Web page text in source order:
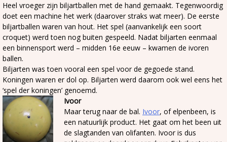
Heel vroeger zijn biljartballen met de hand gemaakt. Tegenwoordig
doet een machine het werk (daarover straks wat meer). De eerste
biljartballen waren van hout. Het spel (aanvankelijk een soort
croquet) werd toen nog buiten gespeeld. Nadat biljarten eenmaal
een binnensport werd – midden 16e eeuw – kwamen de ivoren
ballen.
Biljarten was toen vooral een spel voor de gegoede stand.
Koningen waren er dol op. Biljarten werd daarom ook wel eens het
‘spel der koningen’ genoemd.
Ivoor
Maar terug naar de bal. Ivoor, of elpenbeen, is
een natuurlijk product. Het gaat om het been uit
de slagtanden van olifanten. Ivoor is dus